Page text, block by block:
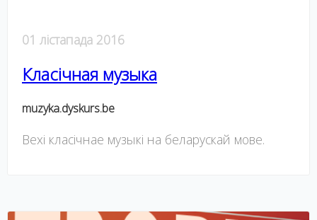
01 лістапада 2016
Класічная музыка
muzyka.dyskurs.be
Вехі класічнае музыкі на беларускай мове.